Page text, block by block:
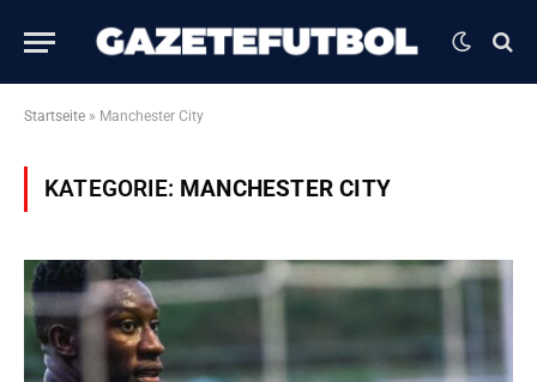
Startseite » Manchester City
KATEGORIE: MANCHESTER CITY